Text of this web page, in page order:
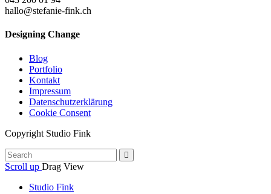
hallo@stefanie-fink.ch
Designing Change
Blog
Portfolio
Kontakt
Impressum
Datenschutzerklärung
Cookie Consent
Copyright Studio Fink
Scroll up Drag View
Studio Fink